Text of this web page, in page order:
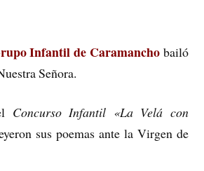
Infantil de Caramanchobailó
ra Señora.
Concurso Infantil «La Velá con
sus poemas ante la Virgen de